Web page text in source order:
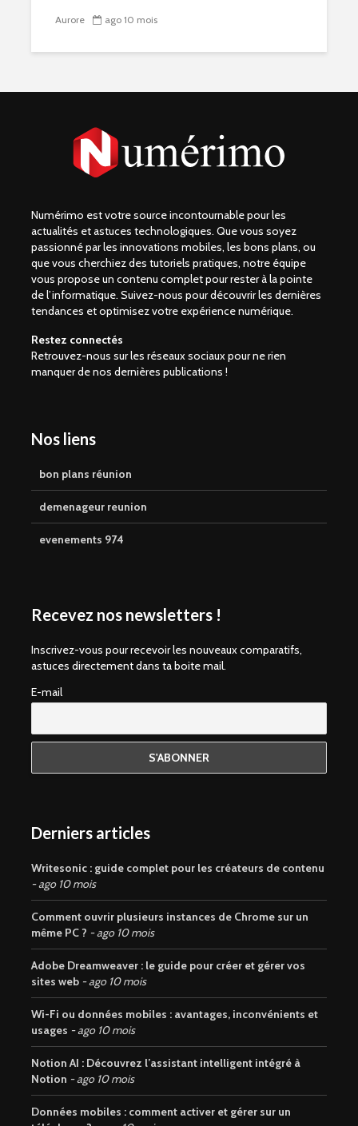
Aurore ago 10 mois
Numérimo est votre source incontournable pour les
actualités et astuces technologiques. Que vous soyez
passionné par les innovations mobiles, les bons plans, ou
que vous cherchiez des tutoriels pratiques, notre équipe
vous propose un contenu complet pour rester à la pointe
de l’informatique. Suivez-nous pour découvrir les dernières
tendances et optimisez votre expérience numérique.
Restez connectés
Retrouvez-nous sur les réseaux sociaux pour ne rien
manquer de nos dernières publications !
Nos liens
bon plans réunion
demenageur reunion
evenements 974
Recevez nos newsletters !
Inscrivez-vous pour recevoir les nouveaux comparatifs,
astuces directement dans ta boite mail.
E-mail
Derniers articles
Writesonic : guide complet pour les créateurs de contenu
ago 10 mois
Comment ouvrir plusieurs instances de Chrome sur un
même PC ?
ago 10 mois
Adobe Dreamweaver : le guide pour créer et gérer vos
sites web
ago 10 mois
Wi-Fi ou données mobiles : avantages, inconvénients et
usages
ago 10 mois
Notion AI : Découvrez l’assistant intelligent intégré à
Notion
ago 10 mois
Données mobiles : comment activer et gérer sur un